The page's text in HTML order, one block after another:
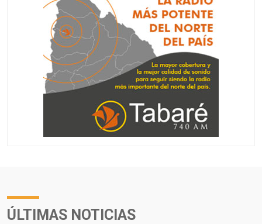
ÚLTIMAS NOTICIAS